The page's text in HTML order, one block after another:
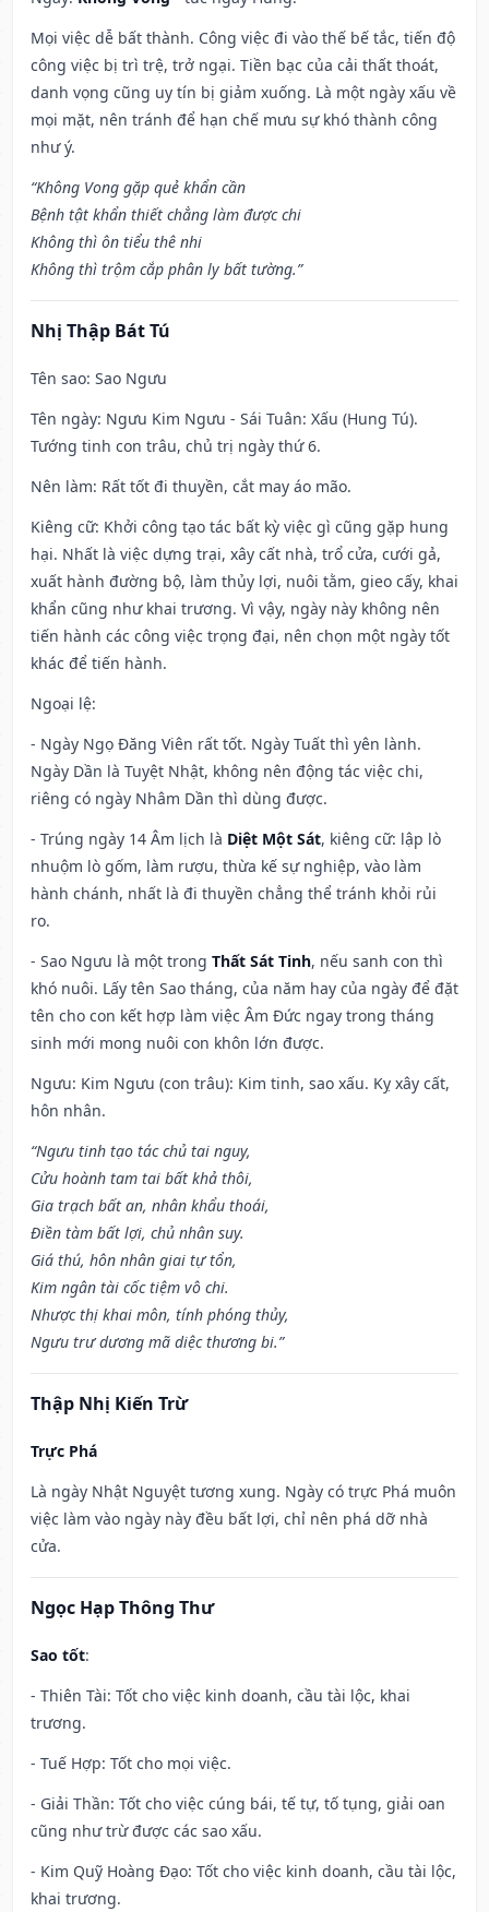
Mọi việc dễ bất thành. Công việc đi vào thế bế tắc, tiến độ
công việc bị trì trệ, trở ngại. Tiền bạc của cải thất thoát,
danh vọng cũng uy tín bị giảm xuống. Là một ngày xấu về
mọi mặt, nên tránh để hạn chế mưu sự khó thành công
như ý.
“Không Vong gặp quẻ khẩn cần
Bệnh tật khẩn thiết chẳng làm được chi
Không thì ôn tiểu thê nhi
Không thì trộm cắp phân ly bất tường.”
Nhị Thập Bát Tú
Tên sao: Sao Ngưu
Tên ngày: Ngưu Kim Ngưu - Sái Tuân: Xấu (Hung Tú).
Tướng tinh con trâu, chủ trị ngày thứ 6.
Nên làm: Rất tốt đi thuyền, cắt may áo mão.
Kiêng cữ: Khởi công tạo tác bất kỳ việc gì cũng gặp hung
hại. Nhất là việc dựng trại, xây cất nhà, trổ cửa, cưới gả,
xuất hành đường bộ, làm thủy lợi, nuôi tằm, gieo cấy, khai
khẩn cũng như khai trương. Vì vậy, ngày này không nên
tiến hành các công việc trọng đại, nên chọn một ngày tốt
khác để tiến hành.
Ngoại lệ:
- Ngày Ngọ Đăng Viên rất tốt. Ngày Tuất thì yên lành.
Ngày Dần là Tuyệt Nhật, không nên động tác việc chi,
riêng có ngày Nhâm Dần thì dùng được.
- Trúng ngày 14 Âm lịch là Diệt Một Sát, kiêng cữ: lập lò
nhuộm lò gốm, làm rượu, thừa kế sự nghiệp, vào làm
hành chánh, nhất là đi thuyền chẳng thể tránh khỏi rủi
ro.
- Sao Ngưu là một trong Thất Sát Tinh, nếu sanh con thì
khó nuôi. Lấy tên Sao tháng, của năm hay của ngày để đặt
tên cho con kết hợp làm việc Âm Đức ngay trong tháng
sinh mới mong nuôi con khôn lớn được.
Ngưu: Kim Ngưu (con trâu): Kim tinh, sao xấu. Kỵ xây cất,
hôn nhân.
“Ngưu tinh tạo tác chủ tai nguy,
Cửu hoành tam tai bất khả thôi,
Gia trạch bất an, nhân khẩu thoái,
Điền tàm bất lợi, chủ nhân suy.
Giá thú, hôn nhân giai tự tổn,
Kim ngân tài cốc tiệm vô chi.
Nhược thị khai môn, tính phóng thủy,
Ngưu trư dương mã diệc thương bi.”
Thập Nhị Kiến Trừ
Trực Phá
Là ngày Nhật Nguyệt tương xung. Ngày có trực Phá muôn
việc làm vào ngày này đều bất lợi, chỉ nên phá dỡ nhà
cửa.
Ngọc Hạp Thông Thư
Sao tốt:
- Thiên Tài: Tốt cho việc kinh doanh, cầu tài lộc, khai
trương.
- Tuế Hợp: Tốt cho mọi việc.
- Giải Thần: Tốt cho việc cúng bái, tế tự, tố tụng, giải oan
cũng như trừ được các sao xấu.
- Kim Quỹ Hoàng Đạo: Tốt cho việc kinh doanh, cầu tài lộc,
khai trương.